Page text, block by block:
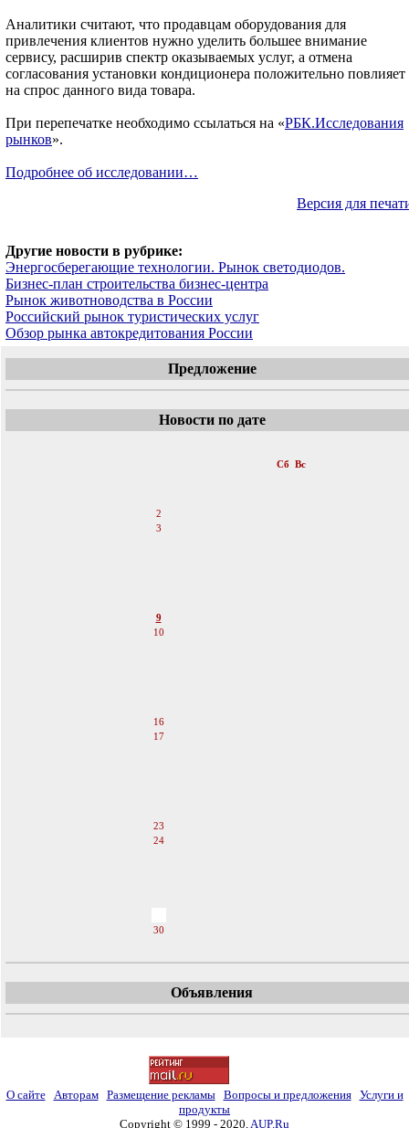
Аналитики считают, что продавцам оборудования для
привлечения клиентов нужно уделить большее внимание
сервису, расширив спектр оказываемых услуг, а отмена
согласования установки кондиционера положительно повлияет
на спрос данного вида товара.
При перепечатке необходимо ссылаться на «РБК.Исследования
рынков».
Подробнее об исследовании…
Версия для
Другие новости в рубрике:
Энергосберегающие технологии. Рынок светодиодов.
Бизнес-план строительства бизнес-центра
Рынок животноводства в России
Российский рынок туристических услуг
Обзор рынка автокредитования России
Предложение
Новости по дате
Сб Вс
2
3
9
10
16
17
23
24
30
Объявления
О сайте Авторам Размещение рекламы Вопросы и предложения
Услуги и
продукты
Copyright © 1999 - 2020,AUP.Ru